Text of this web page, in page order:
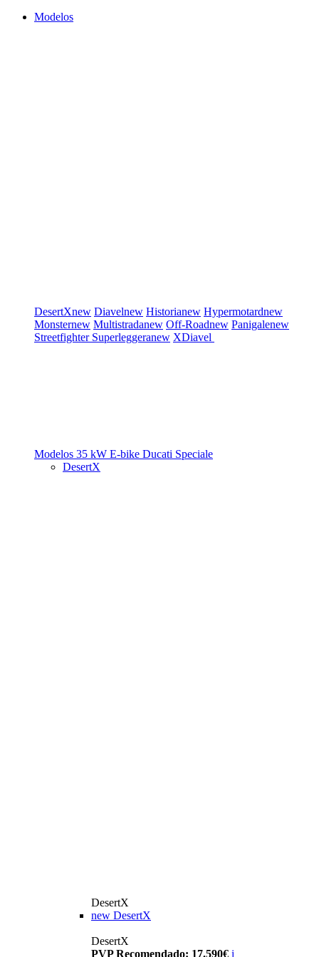
Modelos
DesertXnew Diavelnew Historianew Hypermotardnew
Monsternew Multistradanew Off-Roadnew Panigalenew
Streetfighter Superleggeranew XDiavel
Modelos 35 kW E-bike Ducati Speciale
DesertX
DesertX
new DesertX
DesertX
PVP Recomendado: 17.590€ i